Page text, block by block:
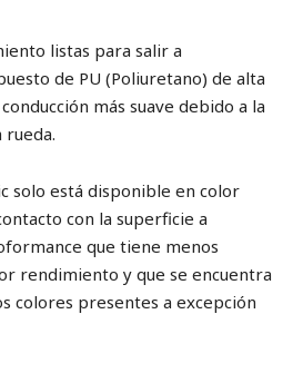
listas para salir a
de PU (Poliuretano) de alta
más suave debido a la
solo está disponible en color
con la superficie a
que tiene menos
rendimiento y que se encuentra
colores presentes a excepción